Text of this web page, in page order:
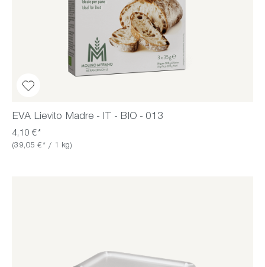
EVA Lievito Madre - IT - BIO - 013
4,10 €*
(39,05 €* / 1 kg)